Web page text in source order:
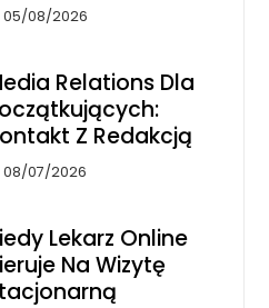
05/08/2026
Relations Dla
Z Redakcją
08/07/2026
Lekarz Online
Na Wizytę